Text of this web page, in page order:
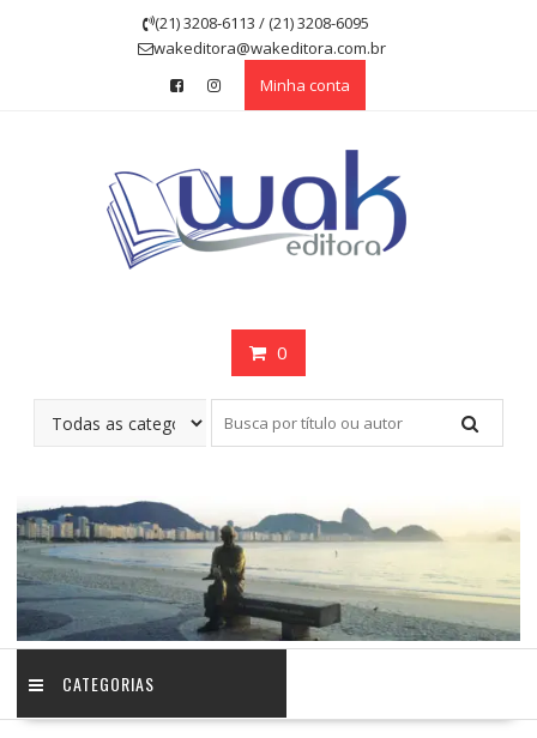
(21) 3208-6113 / (21) 3208-6095
wakeditora@wakeditora.com.br
Minha conta
0
CATEGORIAS